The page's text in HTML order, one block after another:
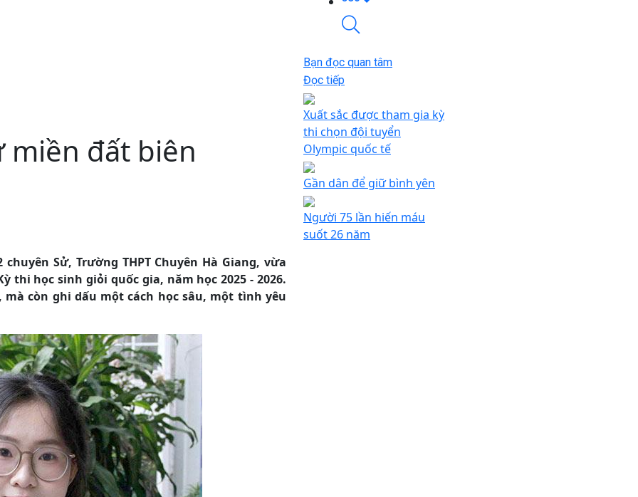
miền đất biên
Sử, Trường THPT Chuyên Hà Giang, vừa
thi học sinh giỏi quốc gia, năm học 2025 - 2026.
còn ghi dấu một cách học sâu, một tình yêu
Bạn đọc quan tâm
Đọc tiếp
Xuất sắc được tham gia kỳ
thi chọn đội tuyển
Olympic quốc tế
Gần dân để giữ bình yên
Người 75 lần hiến máu
suốt 26 năm